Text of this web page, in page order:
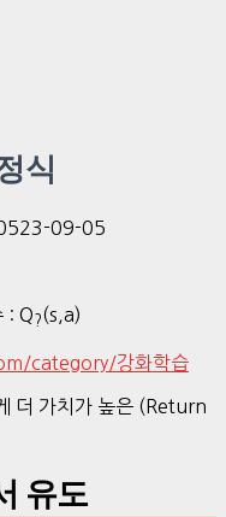
식
23-09-05
: Q ?(s,a)
category/강화학습
더 가치가 높은 (Return
유도